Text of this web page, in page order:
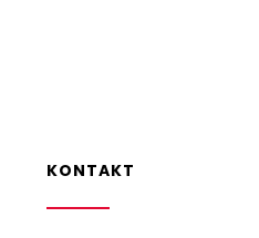
KONTAKT